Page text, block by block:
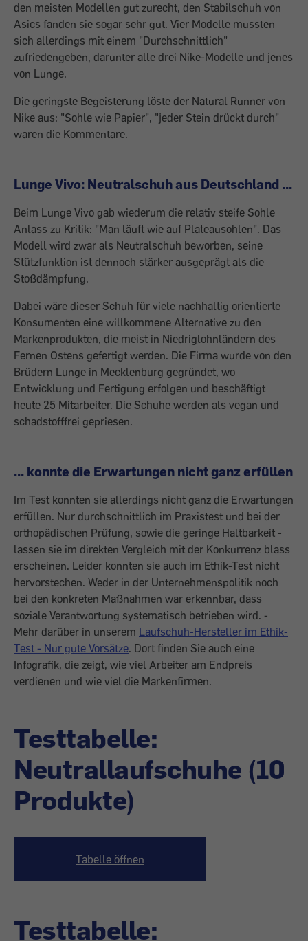
den meisten Modellen gut zurecht, den Stabilschuh von
Asics fanden sie sogar sehr gut. Vier Modelle mussten
sich allerdings mit einem "Durchschnittlich"
zufriedengeben, darunter alle drei Nike-Modelle und jenes
von Lunge.
Die geringste Begeisterung löste der Natural Runner von
Nike aus: "Sohle wie Papier", "jeder Stein drückt durch"
waren die Kommentare.
Lunge Vivo: Neutralschuh aus Deutschland ...
Beim Lunge Vivo gab wiederum die relativ steife Sohle
Anlass zu Kritik: "Man läuft wie auf Plateausohlen". Das
Modell wird zwar als Neutralschuh beworben, seine
Stützfunktion ist dennoch stärker ausgeprägt als die
Stoßdämpfung.
Dabei wäre dieser Schuh für viele nachhaltig orientierte
Konsumenten eine willkommene Alternative zu den
Markenprodukten, die meist in Niedriglohnländern des
Fernen Ostens gefertigt werden. Die Firma wurde von den
Brüdern Lunge in Mecklenburg gegründet, wo
Entwicklung und Fertigung erfolgen und beschäftigt
heute 25 Mitarbeiter. Die Schuhe werden als vegan und
schadstofffrei gepriesen.
... konnte die Erwartungen nicht ganz erfüllen
Im Test konnten sie allerdings nicht ganz die Erwartungen
erfüllen. Nur durchschnittlich im Praxistest und bei der
orthopädischen Prüfung, sowie die geringe Haltbarkeit ­
lassen sie im direkten Vergleich mit der Konkurrenz blass
erscheinen. Leider konnten sie auch im Ethik-Test nicht
hervorstechen. ­Weder in der Unternehmenspolitik noch
bei den konkreten Maßnahmen war erkennbar, dass
soziale Verantwortung systematisch betrieben wird. -
Mehr darüber in unserem Laufschuh-Hersteller im Ethik-
Test - Nur gute Vorsätze. Dort finden Sie auch eine
Infografik, die zeigt, wie viel Arbeiter am Endpreis
verdienen und wie viel die Markenfirmen.
Testtabelle:
Neutrallaufschuhe (10
Produkte)
Tabelle öffnen
Testtabelle: